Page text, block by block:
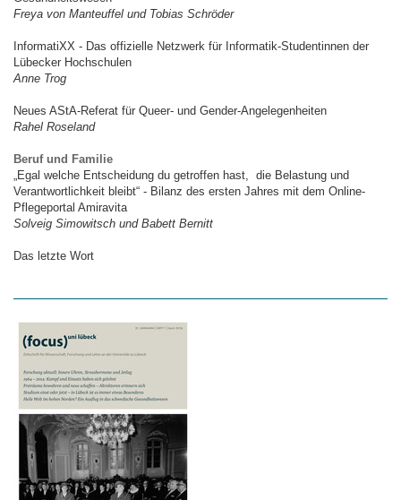
Freya von Manteuffel und Tobias Schröder
InformatiXX - Das offizielle Netzwerk für Informatik-Studentinnen der
Lübecker Hochschulen
Anne Trog
Neues AStA-Referat für Queer- und Gender-Angelegenheiten
Rahel Roseland
Beruf und Familie
„Egal welche Entscheidung du getroffen hast, die Belastung und
Verantwortlichkeit bleibt“ - Bilanz des ersten Jahres mit dem Online-
Pflegeportal Amiravita
Solveig Simowitsch und Babett Bernitt
Das letzte Wort